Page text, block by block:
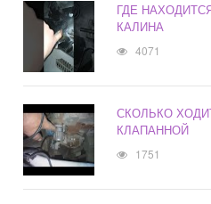
ГДЕ
КАЛИНА
4071
СКОЛЬКО
КЛАПАННОЙ
1751